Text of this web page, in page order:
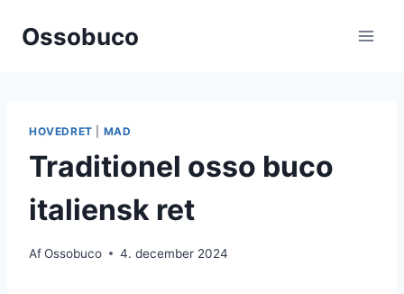
Ossobuco
HOVEDRET MAD
Traditionel osso buco
italiensk ret
AfOssobuco 4. december 2024